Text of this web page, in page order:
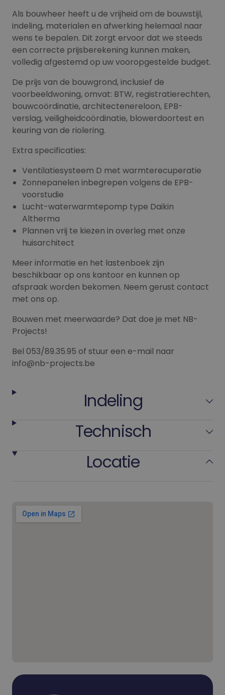
Als bouwheer heeft u de vrijheid om de bouwstijl,
indeling, materialen en afwerking helemaal naar
wens te bepalen. Dit zorgt ervoor dat we steeds
een correcte prijsberekening kunnen maken,
volledig afgestemd op uw vooropgestelde budget.
De prijs van de bouwgrond, inclusief de
voorbeeldwoning, omvat: BTW, registratierechten,
bouwcoördinatie, architectenereloon, EPB-
verslag, veiligheidcoördinatie, blowerdoortest en
keuring van de riolering.
Extra specificaties:
Ventilatiesysteem D met warmterecuperatie
Zonnepanelen inbegrepen volgens de EPB-
voorstudie
Lucht-waterwarmtepomp type Daikin
Altherma
Plannen vrij te kiezen in overleg met onze
huisarchitect
Meer informatie en het lastenboek zijn
beschikbaar op ons kantoor en kunnen op
afspraak worden bekomen. Neem gerust contact
met ons op.
Bouwen met meerwaarde? Dat doe je met NB-
Projects!
Bel 053/89.35.95 of stuur een e-mail naar
info@nb-projects.be
Indeling
Technisch
Locatie